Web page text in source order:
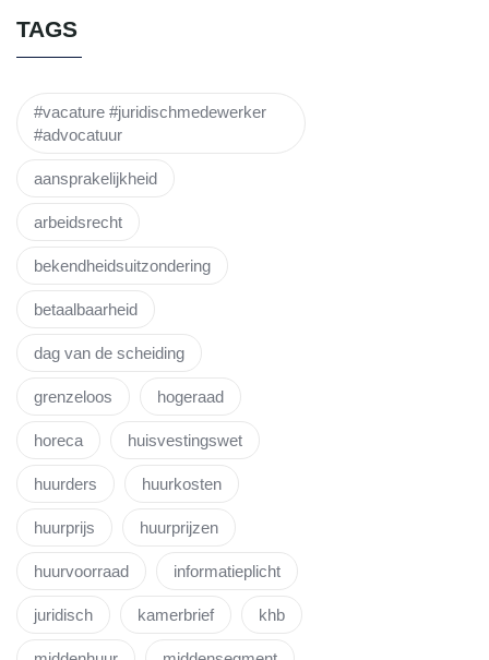
TAGS
#vacature #juridischmedewerker
#advocatuur
aansprakelijkheid
arbeidsrecht
bekendheidsuitzondering
betaalbaarheid
dag van de scheiding
grenzeloos hogeraad
horeca huisvestingswet
huurders huurkosten
huurprijs huurprijzen
huurvoorraad informatieplicht
juridisch kamerbrief khb